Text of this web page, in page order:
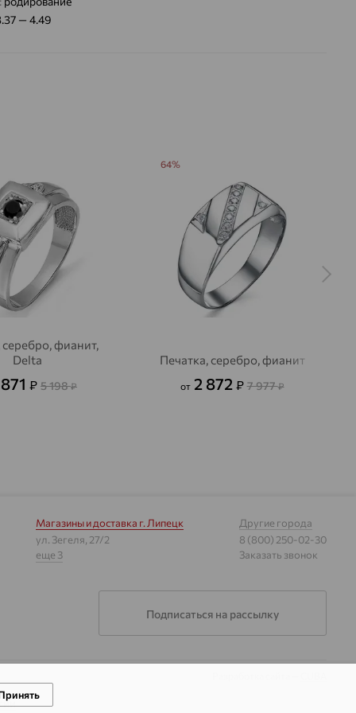
— 4.49
фианит,
Delta
₽ 5 198₽
Печатка, серебро, фианит
от 2 872 ₽ 7 977₽
64%
Магазины и доставка г. Липецк
ул. Зегеля, 27/2
еще 3
Другие города
8 (800) 250-02-30
Заказать звонок
Подписаться на рассылку